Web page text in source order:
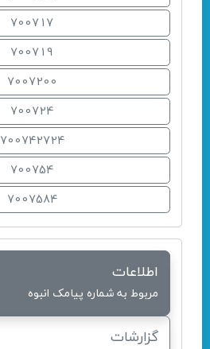
700717
700719
7007200
700724
700742724
700754
7007584
اطلاعات
مربوط به شماره پیامک انبوه
گزارشات